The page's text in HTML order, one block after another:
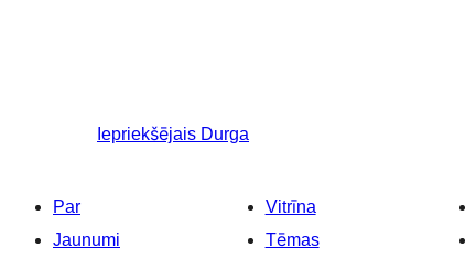
Iepriekšējais Durga
Par
Jaunumi
Vitrīna
Tēmas